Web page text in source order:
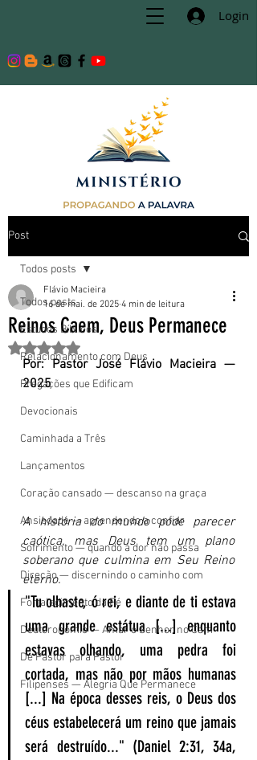
Login
Post
Todos posts
Estudos Bíblicos
Relacionamento com Deus
Pregações que Edificam
Devocionais
Caminhada a Três
Lançamentos
Coração cansado — descanso na graça
Ansiedade — aprendendo a confiar
Sofrimento — quando a dor não passa
Direção — discernindo o caminho com
Fortalecimento da Fé
Deuteronômio — Amar o Senhor no Cam
De Pastor para Pastor
Filipenses — Alegria Que Permanece
Todos posts
Reinos Caem, Deus Permanece
Flávio Macieira
16 de mai. de 2025 4 min de leitura
Avaliado com NaN de 5 estrelas.
Por: Pastor José Flávio Macieira —
2025
A história do mundo pode parecer
caótica, mas Deus tem um plano
soberano que culmina em Seu Reino
eterno.
"Tu olhaste, ó rei, e diante de ti estava
uma grande estátua [...] enquanto
estavas olhando, uma pedra foi
cortada, mas não por mãos humanas
[...] Na época desses reis, o Deus dos
céus estabelecerá um reino que jamais
será destruído..." (Daniel 2:31, 34a,